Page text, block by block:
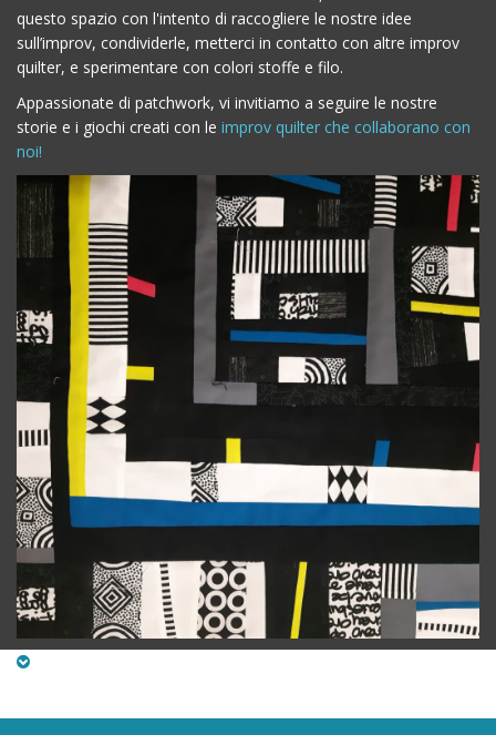
questo spazio con l'intento di raccogliere le nostre idee
sull’improv, condividerle, metterci in contatto con altre improv
quilter, e sperimentare con colori stoffe e filo.
Appassionate di patchwork, vi invitiamo a seguire le nostre
storie e i giochi creati con le improv quilter che collaborano con
noi!